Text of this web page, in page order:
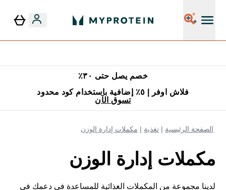
خصم يصل حتى ٣٠٪
فلاش اوفر | ٥٪ إضافية باستخدام كود محدود
تسوق الآن
الصفحة الرئيسية تغذية مكملات إدارة الوزن
مكملات إدارة الوزن
لدينا مجموعة من المكملات الغذائية للمساعدة في دعمك في